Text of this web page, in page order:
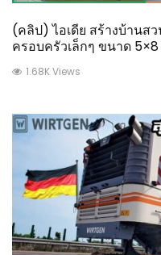
(คลิป) ไอเดีย สร้างบ้านส
ครอบครัวเล็กๆ ขนาด 5×8
1.68K Views